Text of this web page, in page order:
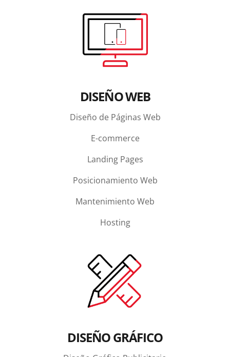
DISEÑO WEB
Diseño de Páginas Web
E-commerce
Landing Pages
Posicionamiento Web
Mantenimiento Web
Hosting
DISEÑO GRÁFICO